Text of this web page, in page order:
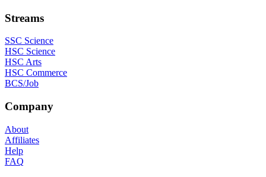
Streams
SSC Science
HSC Science
HSC Arts
HSC Commerce
BCS/Job
Company
About
Affiliates
Help
FAQ